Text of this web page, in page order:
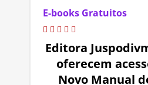
E-books Gratuitos
Editora
oferecem
Novo Manual